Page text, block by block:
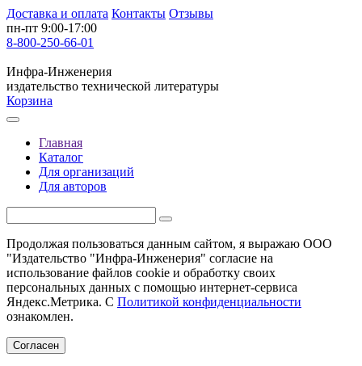
Доставка и оплата Контакты Отзывы
пн-пт 9:00-17:00
8-800-250-66-01
Инфра-Инженерия
издательство технической литературы
Корзина
Главная
Каталог
Для организаций
Для авторов
Продолжая пользоваться данным сайтом, я выражаю ООО
"Издательство "Инфра-Инженерия" согласие на
использование файлов cookie и обработку своих
персональных данных с помощью интернет-сервиса
Яндекс.Метрика. С Политикой конфиденциальности
ознакомлен.
Согласен